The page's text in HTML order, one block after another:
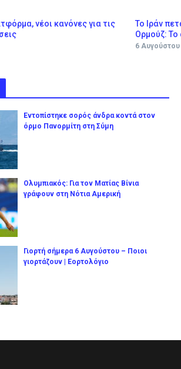
νέοι κανόνες για τις
Το Ιράν
Ορμούζ: Το
6 Αυγούστου
Εντοπίστηκε σορός άνδρα κοντά στον
όρμο Πανορμίτη στη Σύμη
Ολυμπιακός: Για τον Ματίας Βίνια
γράφουν στη Νότια Αμερική
Γιορτή σήμερα 6 Αυγούστου – Ποιοι
γιορτάζουν | Εορτολόγιο